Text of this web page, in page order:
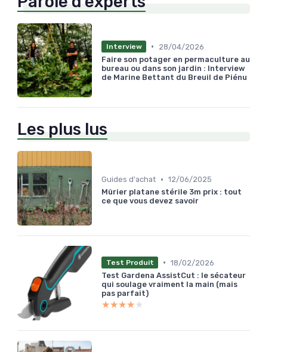
Interview •
28/04/2026
Faire son potager en permaculture au
bureau ou dans son jardin : Interview
de Marine Bettant du Breuil de Piénu
Les plus lus
Guides d'achat • 12/06/2025
Mûrier platane stérile 3m prix : tout
ce que vous devez savoir
Test Produit • 18/02/2026
Test Gardena AssistCut : le sécateur
qui soulage vraiment la main (mais
pas parfait)
★★★★★
★★★★★